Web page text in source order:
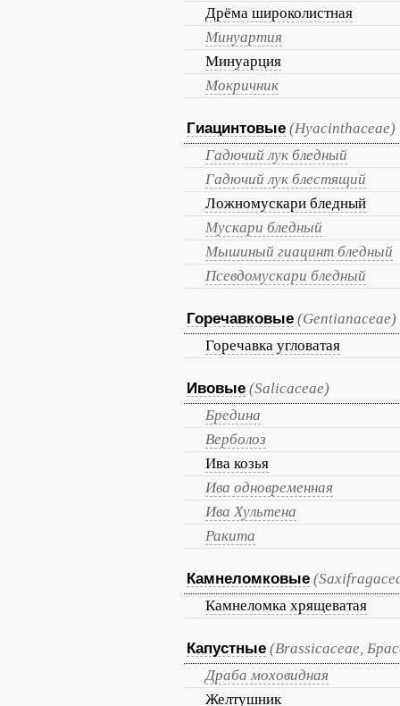
Дрёма широколистная
Минуартия
Минуарция
Мокричник
Гиацинтовые (Hyacinthaceae)
Гадючий лук бледный
Гадючий лук блестящий
Ложномускари бледный
Мускари бледный
Мышиный гиацинт бледный
Псевдомускари бледный
Горечавковые (Gentianaceae)
Горечавка угловатая
Ивовые (Salicaceae)
Бредина
Верболоз
Ива козья
Ива одновременная
Ива Хультена
Ракита
Камнеломковые
Камнеломка хрящеватая
Капустные (Brassicaceae,
Драба моховидная
Желтушник